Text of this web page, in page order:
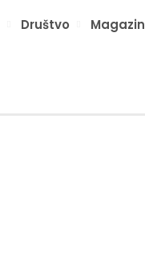
Društvo Magazin